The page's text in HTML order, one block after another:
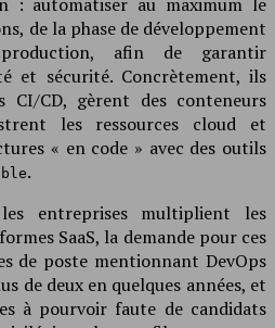
de la phase de développement
afin de garantir
et sécurité. Concrètement, ils
CI/CD, gèrent des conteneurs
les ressources cloud et
« en code » avec des outils
.
entreprises multiplient les
SaaS, la demande pour ces
de poste mentionnant DevOps
de deux en quelques années, et
à pourvoir faute de candidats